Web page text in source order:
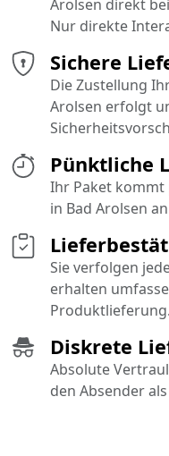
Pünktliche
Ihr Paket kommt
in Bad Arolsen
Sichere
Die Zustellung
Arolsen erfolgt
Diskrete
Absolute
den Absender
Arolsen direkt
Nur direkte
Sie verfolgen
erhalten
Produktlieferung.